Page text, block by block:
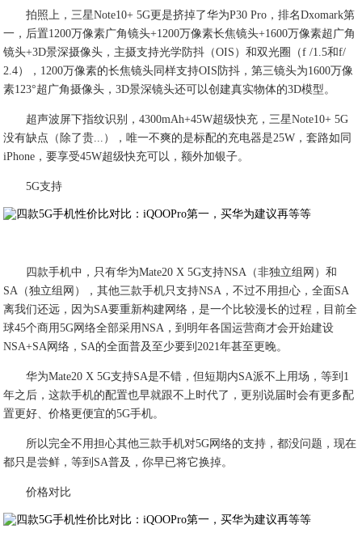
拍照上，三星Note10+ 5G更是挤掉了华为P30 Pro，排名Dxomark第
一，后置1200万像素广角镜头+1200万像素长焦镜头+1600万像素超广角
镜头+3D景深摄像头，主摄支持光学防抖（OIS）和双光圈（f /1.5和f/
2.4），1200万像素的长焦镜头同样支持OIS防抖，第三镜头为1600万像
素123°超广角摄像头，3D景深镜头还可以创建真实物体的3D模型。
超声波屏下指纹识别，4300mAh+45W超级快充，三星Note10+ 5G
没有缺点（除了贵...），唯一不爽的是标配的充电器是25W，套路如同
iPhone，要享受45W超级快充可以，额外加银子。
5G支持
四款手机中，只有华为Mate20 X 5G支持NSA（非独立组网）和
SA（独立组网），其他三款手机只支持NSA，不过不用担心，全面SA
离我们还远，因为SA要重新构建网络，是一个比较漫长的过程，目前全
球45个商用5G网络全部采用NSA，到明年各国运营商才会开始建设
NSA+SA网络，SA的全面普及至少要到2021年甚至更晚。
华为Mate20 X 5G支持SA是不错，但短期内SA派不上用场，等到1
年之后，这款手机的配置也早就跟不上时代了，更别说届时会有更多配
置更好、价格更便宜的5G手机。
所以完全不用担心其他三款手机对5G网络的支持，都没问题，现在
都只是尝鲜，等到SA普及，你早已将它换掉。
价格对比